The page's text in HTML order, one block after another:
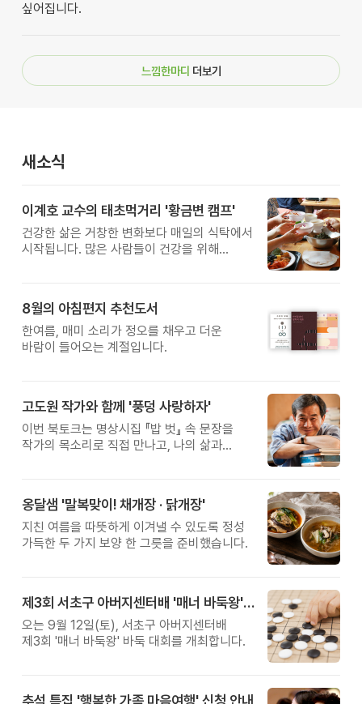
싶어집니다.
느낌한마디 더보기
새소식
이계호 교수의 태초먹거리 '황금변 캠프'
건강한 삶은 거창한 변화보다 매일의 식탁에서
시작됩니다. 많은 사람들이 건강을 위해
황금변 캠프
8월의 아침편지 추천도서
한여름, 매미 소리가 정오를 채우고 더운
바람이 들어오는 계절입니다.
고도원 작가와 함께 '풍덩 사랑하자'
이번 북토크는 명상시집 『밥 벗』 속 문장을
작가의 목소리로 직접 만나고, 나의 삶과
옹달샘 '말복맞이! 채개장 · 닭개장'
지친 여름을 따뜻하게 이겨낼 수 있도록 정성
가득한 두 가지 보양 한 그릇을 준비했습니다.
제3회 서초구 아버지센터배 '매너 바둑왕' 대회
오는 9월 12일(토), 서초구 아버지센터배
제3회 '매너 바둑왕' 바둑 대회를 개최합니다.
추석 특집 '행복한 가족 마음여행' 신청 안내